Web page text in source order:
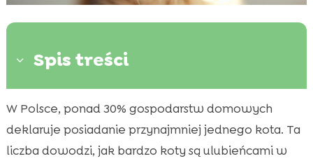
3 Spis treści
 Dlaczego wybór odpowiedniej rasy kota jest
ważny?
 Kryteria wyboru rasy kota dla początkujących
W Polsce, ponad 30% gospodarstw domowych
deklaruje posiadanie przynajmniej jednego kota. Ta
liczba dowodzi, jak bardzo koty są ulubieńcami w